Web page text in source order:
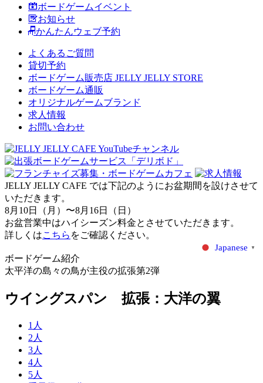
ボードゲームイベント
お知らせ
かんたんウェブ予約
よくあるご質問
貸切予約
ボードゲーム販売店 JELLY JELLY STORE
ボードゲーム通販
オリジナルゲームブランド
求人情報
お問い合わせ
JELLY JELLY CAFE では下記のようにお盆期間を設けさせて
いただきます。
8月10日（月）〜8月16日（日）
お盆営業中はハイシーズン料金とさせていただきます。
詳しくはこちら をご確認ください。
Japanese ▼
ボードゲーム紹介
太平洋の島々の鳥が主役の拡張第2弾
ウイングスパン 拡張：大洋の翼
1人
2人
3人
4人
5人